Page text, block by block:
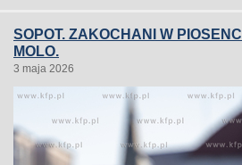
SOPOT. ZAKOCHANI W
MOLO.
3 maja 2026